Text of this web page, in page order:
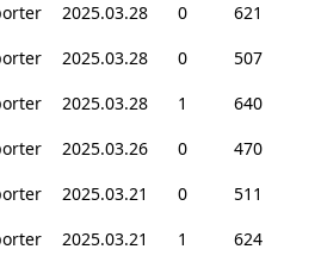
2025.03.28 0
621
2025.03.28 0
507
2025.03.28 1
640
2025.03.26 0
470
2025.03.21 0
511
2025.03.21 1 624